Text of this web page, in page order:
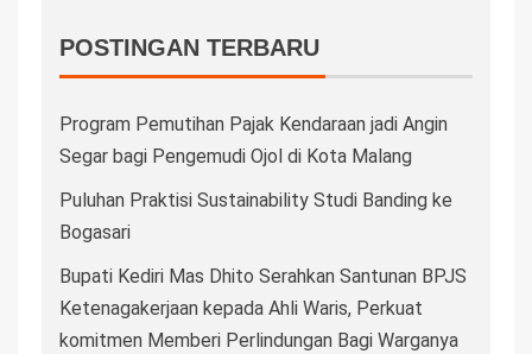
POSTINGAN TERBARU
Program Pemutihan Pajak Kendaraan jadi Angin
Segar bagi Pengemudi Ojol di Kota Malang
Puluhan Praktisi Sustainability Studi Banding ke
Bogasari
Bupati Kediri Mas Dhito Serahkan Santunan BPJS
Ketenagakerjaan kepada Ahli Waris, Perkuat
komitmen Memberi Perlindungan Bagi Warganya